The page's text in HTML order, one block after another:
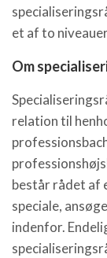
et af to
Om
relation til
består rådet af
speciale,
indenfor.